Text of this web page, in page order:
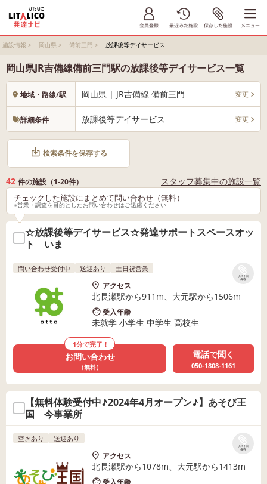
施設情報 > 岡山県 > 備前三門 > 放課後等デイサービス
岡山県JR吉備線備前三門駅の放課後等デイサービス一覧
地域・路線/駅 岡山県 | JR吉備線 備前三門 変更
詳細条件 放課後等デイサービス 変更
検索条件を保存する
42 件の施設（1-20件） スタッフ募集中の施設一覧
チェックした施設にまとめて問い合わせ（無料）
※営業・調査を目的としたお問い合わせはご遠慮ください
☆放課後等デイサービス☆発達サポートスペースオッ
ト いま
リストに
保存
問い合わせ受付中 送迎あり 土日祝営業
アクセス
北長瀬駅から911m、大元駅から1506m
受入年齢
未就学 小学生 中学生 高校生
1分で完了！
お問い合わせ
（無料）
電話で聞く
050-1808-1161
【無料体験受付中♪2024年4月オープン♪】あそび王
国 今事業所
リストに
保存
空きあり 送迎あり
アクセス
北長瀬駅から1078m、大元駅から1413m
受入年齢